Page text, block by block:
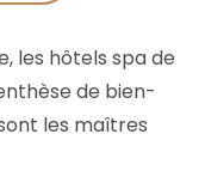
les hôtels spa de
de bien-
les maîtres